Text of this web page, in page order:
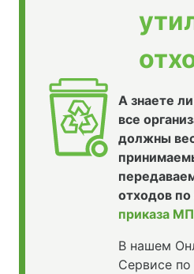
А знаете
все
должны
отходов
приказа
В нашем
Сервисе